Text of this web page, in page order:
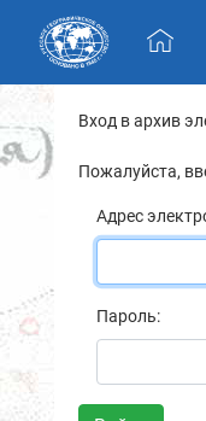
Skip navigation
Вход в архив
Пожалуйста,
Адрес
Пароль: